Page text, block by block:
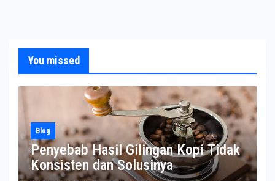
You missed
Blog
Penyebab Hasil Gilingan Kopi Tidak
Konsisten dan Solusinya